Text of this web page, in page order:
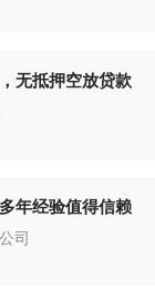
无抵押空放贷款
年经验值得信赖
司